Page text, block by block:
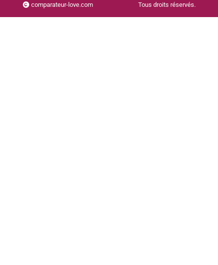
comparateur-love.com Tous droits réservés.